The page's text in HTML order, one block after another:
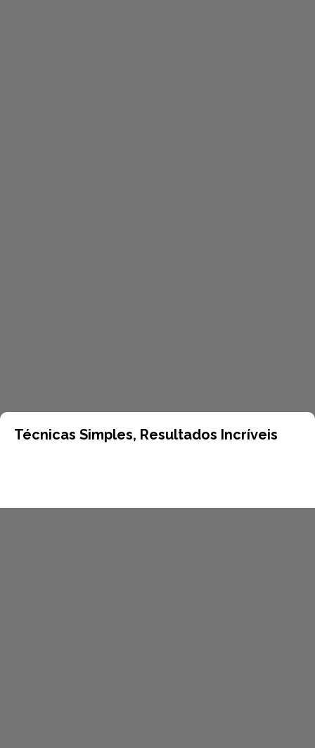
Técnicas Simples, Resultados Incríveis